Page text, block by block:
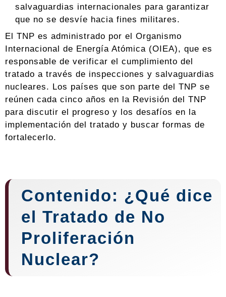
salvaguardias internacionales para garantizar
que no se desvíe hacia fines militares.
El TNP es administrado por el Organismo
Internacional de Energía Atómica (OIEA), que es
responsable de verificar el cumplimiento del
tratado a través de inspecciones y salvaguardias
nucleares. Los países que son parte del TNP se
reúnen cada cinco años en la Revisión del TNP
para discutir el progreso y los desafíos en la
implementación del tratado y buscar formas de
fortalecerlo.
Contenido: ¿Qué dice
el Tratado de No
Proliferación
Nuclear?